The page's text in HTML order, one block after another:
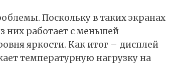
Поскольку в таких экранах
них работает с меньшей
яркости. Как итог – дисплей
температурную нагрузку на